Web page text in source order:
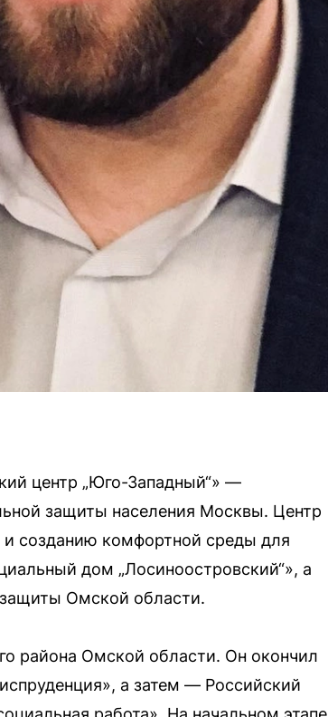
центр „Юго-Западный“» —
защиты населения Москвы. Центр
созданию комфортной среды для
дом „Лосиноостровский“», а
Омской области.
района Омской области. Он окончил
а затем — Российский